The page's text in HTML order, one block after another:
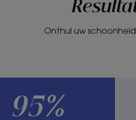
Onthul uw
95%